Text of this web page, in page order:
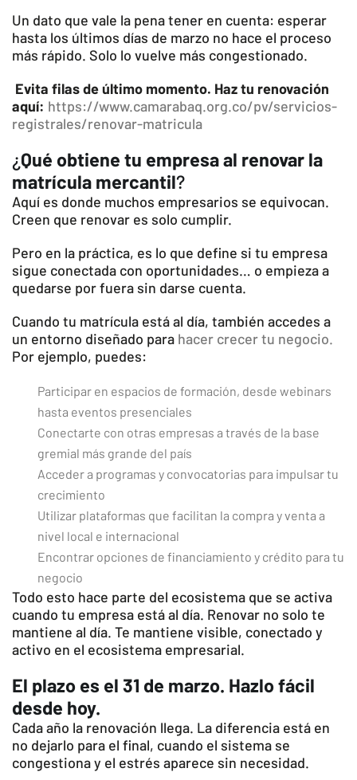
Un dato que vale la pena tener en cuenta: esperar
hasta los últimos días de marzo no hace el proceso
más rápido. Solo lo vuelve más congestionado.
Evita filas de último momento. Haz tu renovación
aquí: https://www.camarabaq.org.co/pv/servicios-
registrales/renovar-matricula
¿Qué obtiene tu empresa al renovar la
matrícula mercantil?
Aquí es donde muchos empresarios se equivocan.
Creen que renovar es solo cumplir.
Pero en la práctica, es lo que define si tu empresa
sigue conectada con oportunidades… o empieza a
quedarse por fuera sin darse cuenta.
Cuando tu matrícula está al día, también accedes a
un entorno diseñado para hacer crecer tu negocio.
Por ejemplo, puedes:
Participar en espacios de formación, desde webinars
hasta eventos presenciales
Conectarte con otras empresas a través de la base
gremial más grande del país
Acceder a programas y convocatorias para impulsar tu
crecimiento
Utilizar plataformas que facilitan la compra y venta a
nivel local e internacional
Encontrar opciones de financiamiento y crédito para tu
negocio
Todo esto hace parte del ecosistema que se activa
cuando tu empresa está al día. Renovar no solo te
mantiene al día. Te mantiene visible, conectado y
activo en el ecosistema empresarial.
El plazo es el 31 de marzo. Hazlo fácil
desde hoy.
Cada año la renovación llega. La diferencia está en
no dejarlo para el final, cuando el sistema se
congestiona y el estrés aparece sin necesidad.